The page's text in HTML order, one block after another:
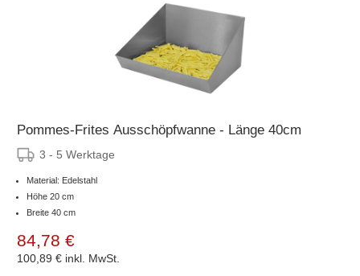
Pommes-Frites Ausschöpfwanne - Länge 40cm
3 - 5 Werktage
Material: Edelstahl
Höhe 20 cm
Breite 40 cm
84,78 €
100,89 € inkl. MwSt.